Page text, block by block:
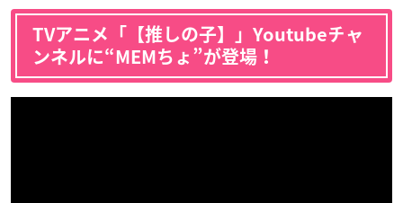
TVアニメ「【推しの子】」Youtubeチャ
ンネルに“MEMちょ”が登場！